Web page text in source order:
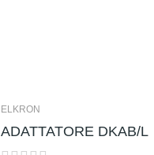
ELKRON
ADATTATORE DKAB/L